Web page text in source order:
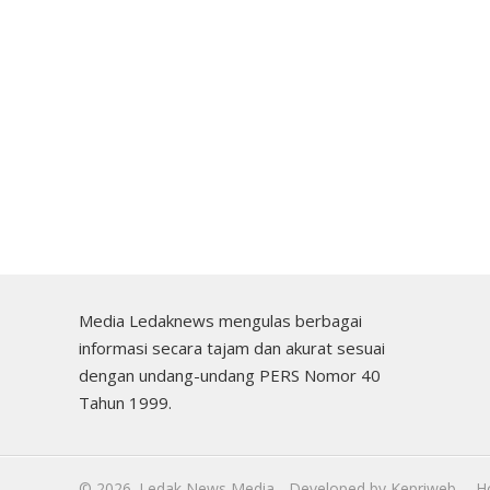
Media Ledaknews mengulas berbagai
informasi secara tajam dan akurat sesuai
dengan undang-undang PERS Nomor 40
Tahun 1999.